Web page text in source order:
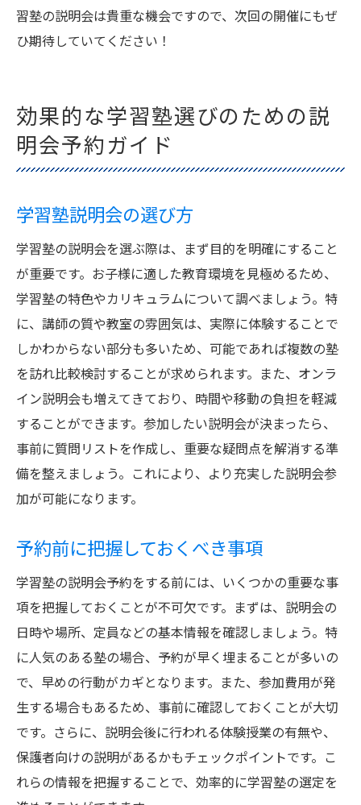
習塾の説明会は貴重な機会ですので、次回の開催にもぜ
ひ期待していてください！
効果的な学習塾選びのための説
明会予約ガイド
学習塾説明会の選び方
学習塾の説明会を選ぶ際は、まず目的を明確にすること
が重要です。お子様に適した教育環境を見極めるため、
学習塾の特色やカリキュラムについて調べましょう。特
に、講師の質や教室の雰囲気は、実際に体験することで
しかわからない部分も多いため、可能であれば複数の塾
を訪れ比較検討することが求められます。また、オンラ
イン説明会も増えてきており、時間や移動の負担を軽減
することができます。参加したい説明会が決まったら、
事前に質問リストを作成し、重要な疑問点を解消する準
備を整えましょう。これにより、より充実した説明会参
加が可能になります。
予約前に把握しておくべき事項
学習塾の説明会予約をする前には、いくつかの重要な事
項を把握しておくことが不可欠です。まずは、説明会の
日時や場所、定員などの基本情報を確認しましょう。特
に人気のある塾の場合、予約が早く埋まることが多いの
で、早めの行動がカギとなります。また、参加費用が発
生する場合もあるため、事前に確認しておくことが大切
です。さらに、説明会後に行われる体験授業の有無や、
保護者向けの説明があるかもチェックポイントです。こ
れらの情報を把握することで、効率的に学習塾の選定を